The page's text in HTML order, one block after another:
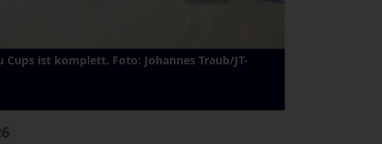
Cups ist komplett. Foto: Johannes Traub/JT-